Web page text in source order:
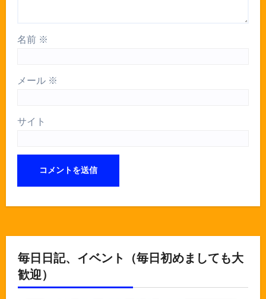
名前 ※
メール ※
サイト
毎日日記、イベント（毎日初めましても大
歓迎）